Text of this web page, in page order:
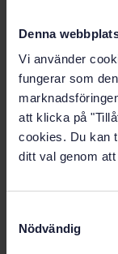
Denna
Vi använder
fungerar som
att klicka på
cookies. Du kan
ditt val genom
Nödvändig
STANDARD
SVENSK
Flexibla
och
formartiklar och
2:2024, IDT)